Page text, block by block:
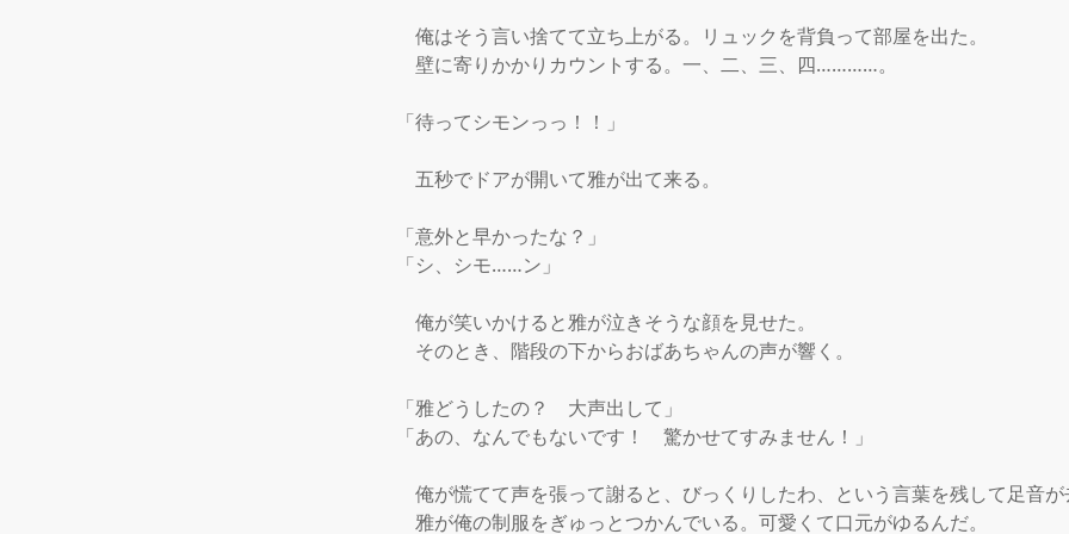
俺はそう言い捨てて立ち上がる。リュックを背負って部屋を出た。
壁に寄りかかりカウントする。一、二、三、四…………。
「待ってシモンっっ！！」
五秒でドアが開いて雅が出て来る。
「意外と早かったな？」
「シ、シモ……ン」
俺が笑いかけると雅が泣きそうな顔を見せた。
そのとき、階段の下からおばあちゃんの声が響く。
「雅どうしたの？　大声出して」
「あの、なんでもないです！　驚かせてすみません！」
俺が慌てて声を張って謝ると、びっくりしたわ、という言葉を残して足音が
雅が俺の制服をぎゅっとつかんでいる。可愛くて口元がゆるんだ。